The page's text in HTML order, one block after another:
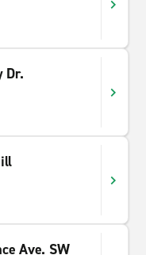
Dr.
Ave. SW